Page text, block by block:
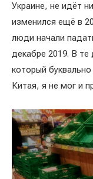
Украине, не идёт
изменился ещё в
люди начали
декабре 2019. В
который
Китая, я не мог и